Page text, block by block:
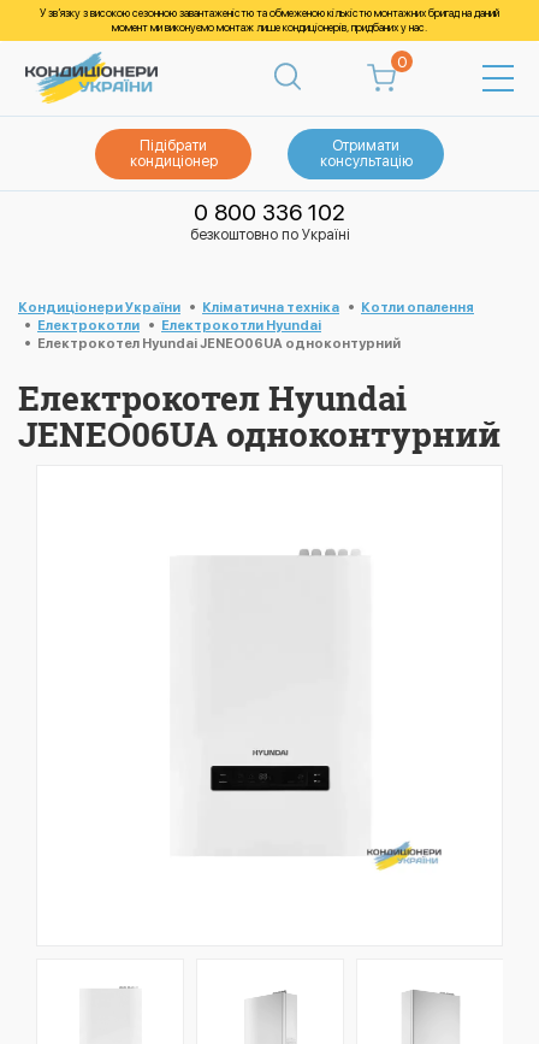
У зв’язку з високою сезонною завантаженістю та обмеженою кількістю монтажних бригад на даний
момент ми виконуємо монтаж лише кондиціонерів, придбаних у нас.
0
Підібрати
кондиціонер
Отримати
консультацію
0 800 336 102
безкоштовно по Україні
Кондиціонери України Кліматична техніка
Котли опалення
Електрокотли
Електрокотли Hyundai
Електрокотел Hyundai JENEO06UA одноконтурний
Електрокотел Hyundai
JENEO06UA одноконтурний